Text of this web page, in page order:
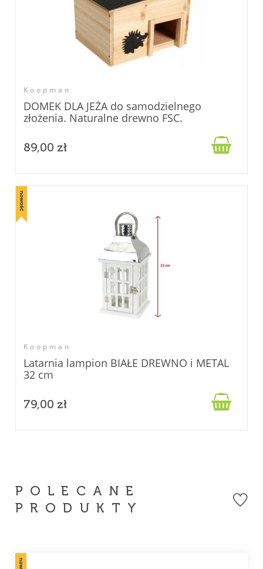
Koopman
DOMEK DLA JEŻA do samodzielnego
złożenia. Naturalne drewno FSC.
89,00 zł 
Koopman
Latarnia lampion BIAŁE DREWNO i METAL
32 cm
79,00 zł 
POLECANE
PRODUKTY